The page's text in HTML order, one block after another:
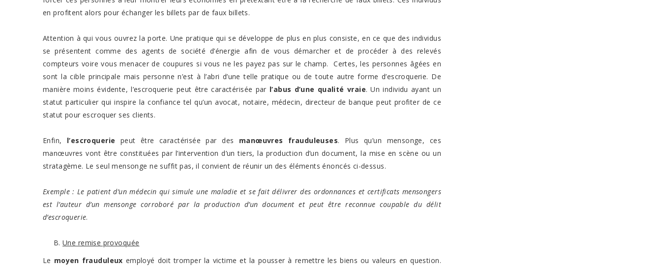
en profitent alors pour échanger les billets par de faux billets.
Attention à qui vous ouvrez la porte. Une pratique qui se développe de plus en plus consiste, en ce que des individus
se présentent comme des agents de société d’énergie afin de vous démarcher et de procéder à des relevés
compteurs voire vous menacer de coupures si vous ne les payez pas sur le champ. Certes, les personnes âgées en
sont la cible principale mais personne n’est à l’abri d’une telle pratique ou de toute autre forme d’escroquerie. De
manière moins évidente, l’escroquerie peut être caractérisée par l’abus d’une qualité vraie. Un individu ayant un
statut particulier qui inspire la confiance tel qu’un avocat, notaire, médecin, directeur de banque peut profiter de ce
statut pour escroquer ses clients.
Enfin, l’escroquerie peut être caractérisée par des manœuvres frauduleuses. Plus qu’un mensonge, ces
manœuvres vont être constituées par l’intervention d’un tiers, la production d’un document, la mise en scène ou un
stratagème. Le seul mensonge ne suffit pas, il convient de réunir un des éléments énoncés ci-dessus.
Exemple : Le patient d’un médecin qui simule une maladie et se fait délivrer des ordonnances et certificats mensongers
est l’auteur d’un mensonge corroboré par la production d’un document et peut être reconnue coupable du délit
d’escroquerie.
Une remise provoquée
Le moyen frauduleux employé doit tromper la victime et la pousser à remettre les biens ou valeurs en question.